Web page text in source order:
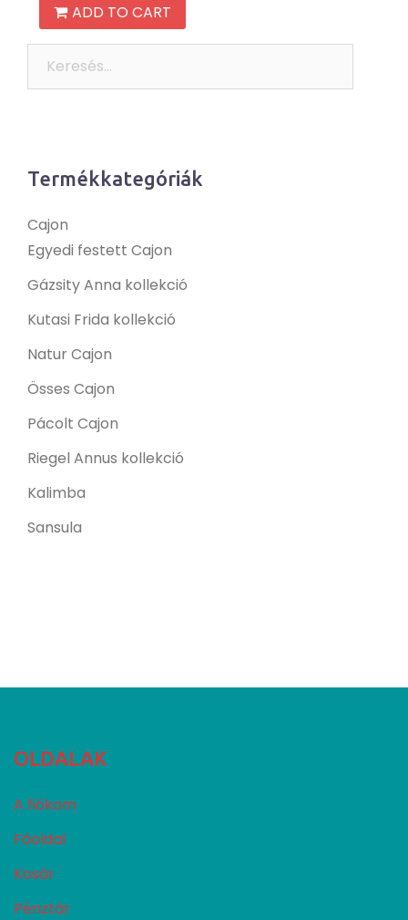
ADD TO CART
Termékkategóriák
Cajon
Egyedi festett Cajon
Gázsity Anna kollekció
Kutasi Frida kollekció
Natur Cajon
Össes Cajon
Pácolt Cajon
Riegel Annus kollekció
Kalimba
Sansula
OLDALAK
A fiókom
Főoldal
Kosár
Pénztár